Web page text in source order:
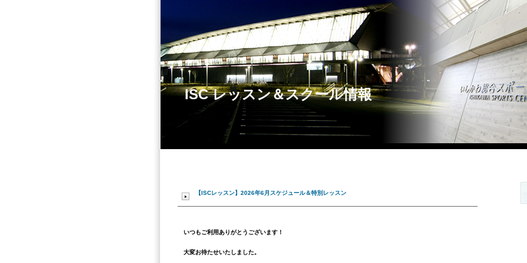
ISC レッスン＆スクール情報
【ISCレッスン】2026年6月スケジュール＆特別レッスン
いつもご利用ありがとうございます！
大変お待たせいたしました。